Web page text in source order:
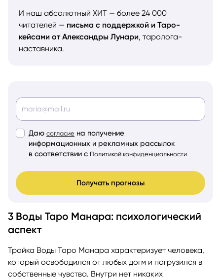
И наш абсолютный ХИТ — более 24 000
читателей — письма с поддержкой и Таро-
кейсами от Александры Лунари, таролога-
наставника.
Даю согласие на получение
информационных и рекламных рассылок
в соответствии с Политикой конфиденциальности
Получать прогнозы
3 Воды Таро Манара: психологический
аспект
Тройка Воды Таро Манара характеризует человека,
который освободился от любых догм и погрузился в
собственные чувства. Внутри нет никаких